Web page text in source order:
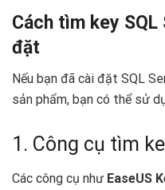
Cách tìm key
đặt
Nếu bạn đã cài đặt SQL
sản phẩm, bạn có thể sử
1. Công cụ tìm
Các công cụ như EaseUS